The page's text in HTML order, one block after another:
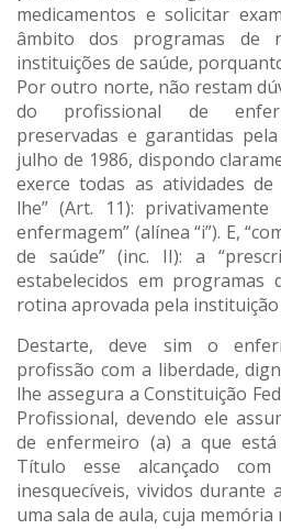
medicamentos e solicitar
âmbito dos programas de
instituições de saúde,
Por outro norte, não restam
do profissional de
preservadas e garantidas
julho de 1986, dispondo
exerce todas as atividades
lhe” (Art. 11):
enfermagem” (alínea “i”). E,
de saúde” (inc. II): a
estabelecidos em programas
rotina aprovada pela instituição
Destarte, deve sim o
profissão com a liberdade,
lhe assegura a Constituição
Profissional, devendo ele
de enfermeiro (a) a que está
Título esse alcançado
inesquecíveis, vividos
uma sala de aula, cuja memória